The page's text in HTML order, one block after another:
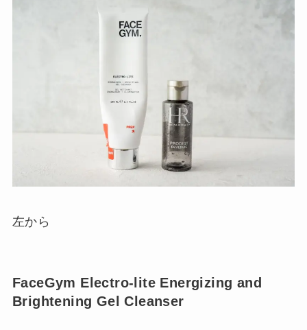
左から
FaceGym Electro-lite Energizing and
Brightening Gel Cleanser